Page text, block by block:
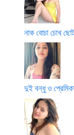
নাক বোচা চোখ
দুই বন্ধু ও